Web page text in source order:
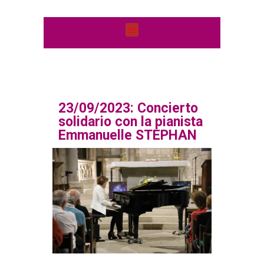
23/09/2023: Concierto
solidario con la pianista
Emmanuelle STEPHAN